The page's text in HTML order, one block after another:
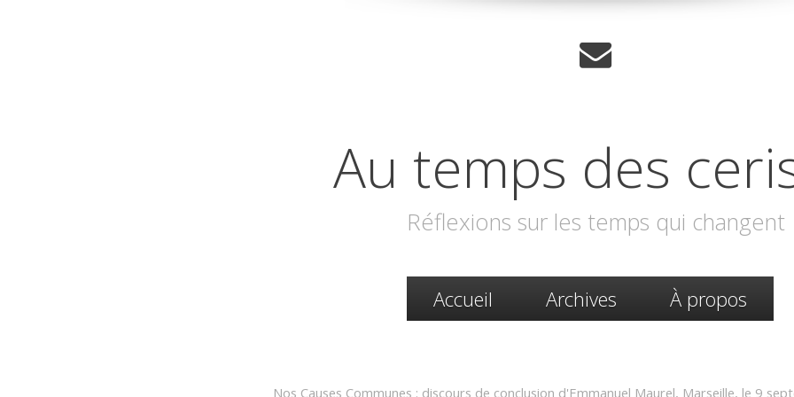
Au temps des
Réflexions sur les temps qui changent
Accueil Archives À propos
Nos Causes Communes : discours de conclusion d'Emmanuel Maurel, Marseille, le 9